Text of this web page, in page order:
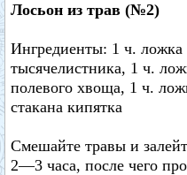
Лосьон из трав (№2)
Ингредиенты: 1 ч. ложка
тысячелистника, 1 ч.
полевого хвоща, 1 ч.
стакана кипятка
Смешайте травы и
2—3 часа, после чего